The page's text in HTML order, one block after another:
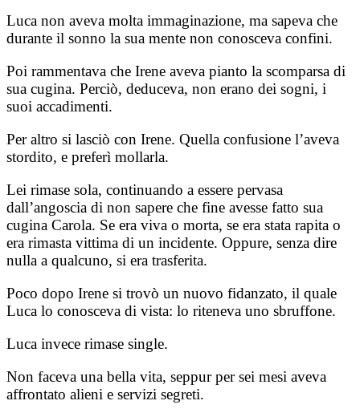
Luca non aveva molta immaginazione, ma sapeva che
durante il sonno la sua mente non conosceva confini.
Poi rammentava che Irene aveva pianto la scomparsa di
sua cugina. Perciò, deduceva, non erano dei sogni, i
suoi accadimenti.
Per altro si lasciò con Irene. Quella confusione l’aveva
stordito, e preferì mollarla.
Lei rimase sola, continuando a essere pervasa
dall’angoscia di non sapere che fine avesse fatto sua
cugina Carola. Se era viva o morta, se era stata rapita o
era rimasta vittima di un incidente. Oppure, senza dire
nulla a qualcuno, si era trasferita.
Poco dopo Irene si trovò un nuovo fidanzato, il quale
Luca lo conosceva di vista: lo riteneva uno sbruffone.
Luca invece rimase single.
Non faceva una bella vita, seppur per sei mesi aveva
affrontato alieni e servizi segreti.